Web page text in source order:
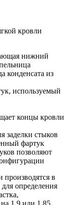
кровли
нижний
конденсата из
используемый
концы кровли
заделки стыков
позволяют
в
определения
1,9 или 1,85.